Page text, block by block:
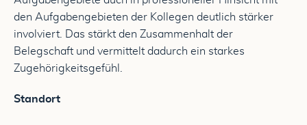
den Aufgabengebieten der Kollegen deutlich stärker
involviert. Das stärkt den Zusammenhalt der
Belegschaft und vermittelt dadurch ein starkes
Zugehörigkeitsgefühl.
Standort